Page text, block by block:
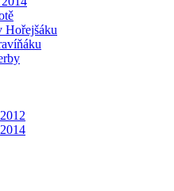
Hořejšáku